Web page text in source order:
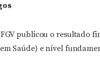
publicou o resultado
Saúde) e nível